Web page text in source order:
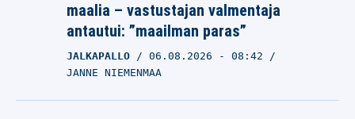
maalia – vastustajan valmentaja
antautui: ”maailman paras”
JALKAPALLO 06.08.2026 - 08:42
JANNE NIEMENMAA